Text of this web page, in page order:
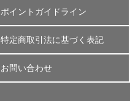
ポイントガイドライン
特定商取引法に基づく表記
お問い合わせ